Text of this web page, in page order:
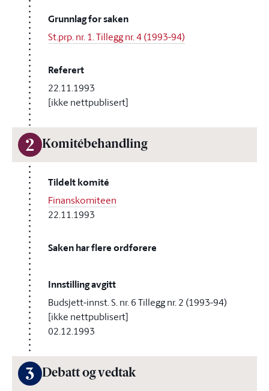
Grunnlag for saken
St.prp. nr. 1. Tillegg nr. 4 (1993-94)
Referert
22.11.1993
[ikke nettpublisert]
2 Komitébehandling
Tildelt komité
Finanskomiteen
22.11.1993
Saken har flere ordførere
Innstilling avgitt
Budsjett-innst. S. nr. 6 Tillegg nr. 2 (1993-94)
[ikke nettpublisert]
02.12.1993
3 Debatt og vedtak